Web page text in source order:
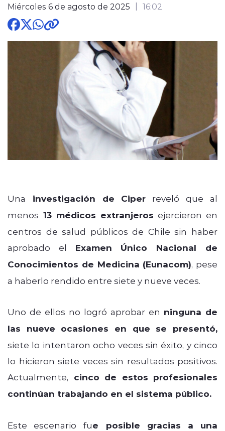
modo claro
Miércoles 6 de agosto de 2025 16:02
Una investigación de Ciper reveló que al
menos 13 médicos extranjeros ejercieron en
centros de salud públicos de Chile sin haber
aprobado el Examen Único Nacional de
Conocimientos de Medicina (Eunacom), pese
a haberlo rendido entre siete y nueve veces.
Uno de ellos no logró aprobar en ninguna de
las nueve ocasiones en que se presentó,
siete lo intentaron ocho veces sin éxito, y cinco
lo hicieron siete veces sin resultados positivos.
Actualmente, cinco de estos profesionales
continúan trabajando en el sistema público.
Este escenario fue posible gracias a una